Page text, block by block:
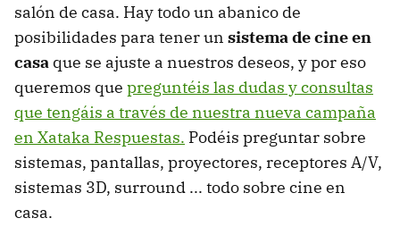
salón de casa. Hay todo un abanico de
posibilidades para tener un sistema de cine en
casa que se ajuste a nuestros deseos, y por eso
queremos que preguntéis las dudas y consultas
que tengáis a través de nuestra nueva campaña
en Xataka Respuestas. Podéis preguntar sobre
sistemas, pantallas, proyectores, receptores A/V,
sistemas 3D, surround ... todo sobre cine en
casa.